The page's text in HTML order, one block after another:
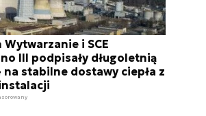
Wytwarzanie i SCE
III podpisały długoletnią
na stabilne dostawy ciepła z